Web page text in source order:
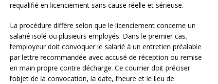
requalifié en licenciement sans cause réelle et sérieuse.
La procédure diffère selon que le licenciement concerne un
salarié isolé ou plusieurs employés. Dans le premier cas,
l’employeur doit convoquer le salarié à un entretien préalable
par lettre recommandée avec accusé de réception ou remise
en main propre contre décharge. Ce courrier doit préciser
l’objet de la convocation, la date, l’heure et le lieu de